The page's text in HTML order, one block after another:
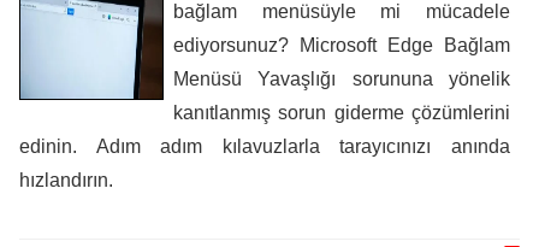
bağlam menüsüyle mi mücadele
ediyorsunuz? Microsoft Edge Bağlam
Menüsü Yavaşlığı sorununa yönelik
kanıtlanmış sorun giderme çözümlerini
edinin. Adım adım kılavuzlarla tarayıcınızı anında
hızlandırın.